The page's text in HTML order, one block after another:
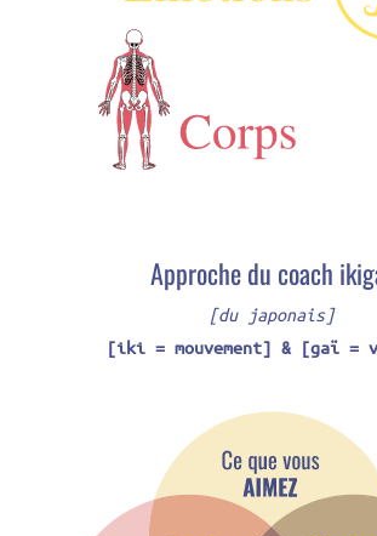
Approche du coach
[du japonais]
[iki = mouvement] & [gaï =